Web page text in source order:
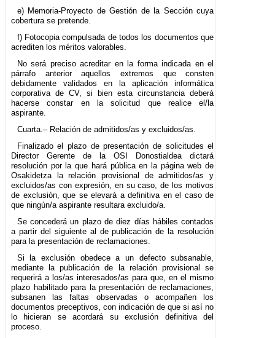
e) Memoria-Proyecto de Gestión de la Sección cuya
cobertura se pretende.
f) Fotocopia compulsada de todos los documentos que
acrediten los méritos valorables.
No será preciso acreditar en la forma indicada en el
párrafo anterior aquellos extremos que consten
debidamente validados en la aplicación informática
corporativa de CV, si bien esta circunstancia deberá
hacerse constar en la solicitud que realice el/la
aspirante.
Cuarta.– Relación de admitidos/as y excluidos/as.
Finalizado el plazo de presentación de solicitudes el
Director Gerente de la OSI Donostialdea dictará
resolución por la que hará pública en la página web de
Osakidetza la relación provisional de admitidos/as y
excluidos/as con expresión, en su caso, de los motivos
de exclusión, que se elevará a definitiva en el caso de
que ningún/a aspirante resultara excluido/a.
Se concederá un plazo de diez días hábiles contados
a partir del siguiente al de publicación de la resolución
para la presentación de reclamaciones.
Si la exclusión obedece a un defecto subsanable,
mediante la publicación de la relación provisional se
requerirá a los/as interesados/as para que, en el mismo
plazo habilitado para la presentación de reclamaciones,
subsanen las faltas observadas o acompañen los
documentos preceptivos, con indicación de que si así no
lo hicieran se acordará su exclusión definitiva del
proceso.